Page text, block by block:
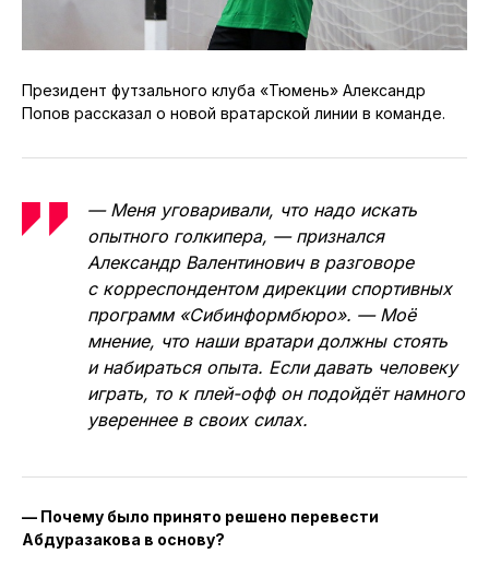
Президент футзального клуба «Тюмень» Александр
Попов рассказал о новой вратарской линии в команде.
— Меня уговаривали, что надо искать
опытного голкипера, — признался
Александр Валентинович в разговоре
с корреспондентом дирекции спортивных
программ «Сибинформбюро». — Моё
мнение, что наши вратари должны стоять
и набираться опыта. Если давать человеку
играть, то к плей-офф он подойдёт намного
увереннее в своих силах.
— Почему было принято решено перевести
Абдуразакова в основу?